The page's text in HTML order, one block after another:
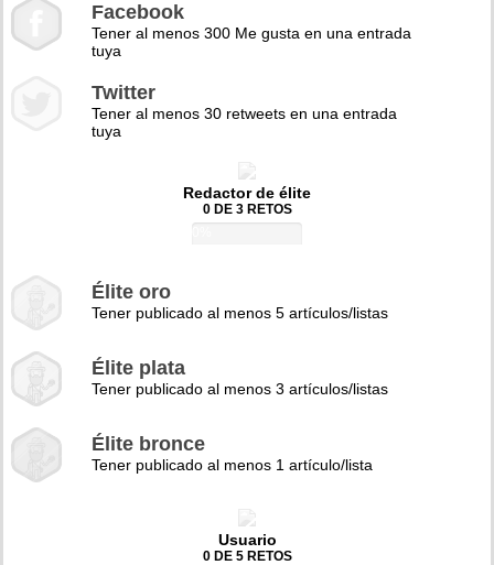
Facebook
Tener al menos 300 Me gusta en una entrada
tuya
Twitter
Tener al menos 30 retweets en una entrada
tuya
Redactor de élite
0 DE 3 RETOS
Élite oro
Tener publicado al menos 5 artículos/listas
Élite plata
Tener publicado al menos 3 artículos/listas
Élite bronce
Tener publicado al menos 1 artículo/lista
Usuario
0 DE 5 RETOS